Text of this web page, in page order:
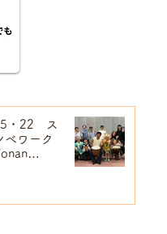
・22 ス
ベワーク